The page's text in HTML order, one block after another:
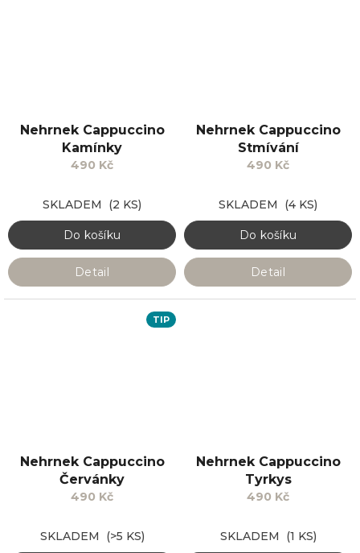
Nehrnek Cappuccino
Kamínky
490 Kč
SKLADEM (2 KS)
Do košíku
Detail
Nehrnek Cappuccino
Stmívání
490 Kč
SKLADEM (4 KS)
Do košíku
Detail
TIP
Nehrnek Cappuccino
Červánky
490 Kč
SKLADEM (>5 KS)
Nehrnek Cappuccino
Tyrkys
490 Kč
SKLADEM (1 KS)